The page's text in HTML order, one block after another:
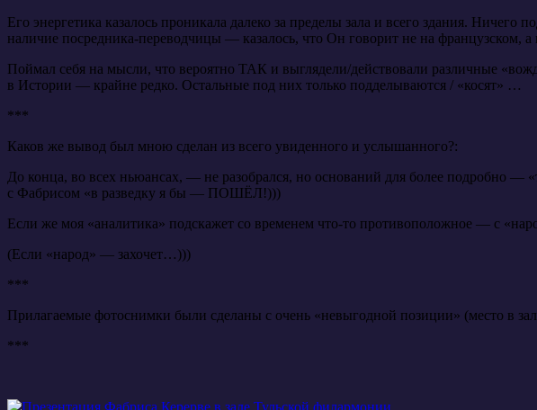
Его энергетика казалось проникала далеко за пределы зала и всего здания.
наличие посредника-переводчицы — казалось, что Он говорит не на
Поймал себя на мысли, что вероятно ТАК и выглядели/действовали различные
в Истории — крайне редко. Остальные под них только подделываются / «косят» …
***
Каков же вывод был мною сделан из всего увиденного и услышанного?:
До конца, во всех ньюансах, — не разобрался, но оснований для более подробно —
с Фабрисом «в разведку я бы — ПОШЁЛ!)))
Если же моя «аналитика» подскажет со временем что-то противоположное — с
(Если «народ» — захочет…)))
***
Прилагаемые фотоснимки были сделаны с очень «невыгодной позиции» (место в
***